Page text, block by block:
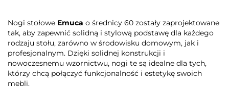
Nogi stołowe Emuca o średnicy 60 zostały zaprojektowane
tak, aby zapewnić solidną i stylową podstawę dla każdego
rodzaju stołu, zarówno w środowisku domowym, jak i
profesjonalnym. Dzięki solidnej konstrukcji i
nowoczesnemu wzornictwu, nogi te są idealne dla tych,
którzy chcą połączyć funkcjonalność i estetykę swoich
mebli.